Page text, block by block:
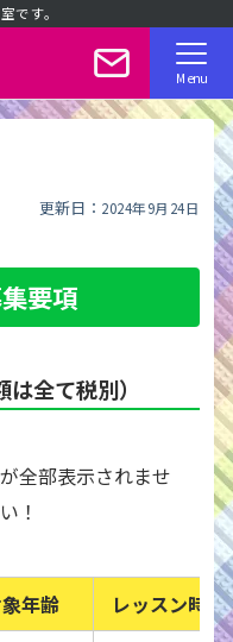
です。
Menu
更新日： 2024年9月24日
要項
全て税別）
全部表示されませ
！
年齢
レッスン時間